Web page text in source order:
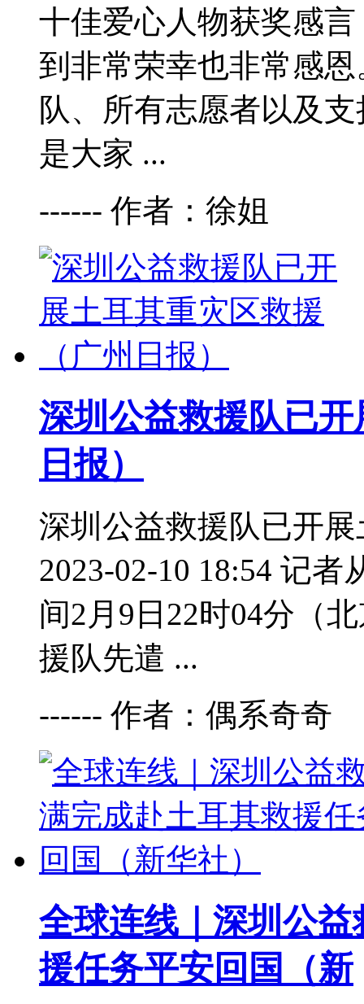
十佳爱心人物获奖感
到非常荣幸也非常感
队、所有志愿者以及
是大家 ...
------ 作者：徐姐
深圳公益救援队已
日报）
深圳公益救援队已开
2023-02-10 18:54 记
间2月9日22时04分（
援队先遣 ...
------ 作者：偶系奇奇
全球连线｜深圳公
援任务平安回国（新